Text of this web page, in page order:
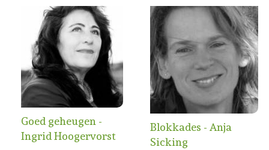
Goed geheugen -
Ingrid Hoogervorst
Blokkades - Anja
Sicking